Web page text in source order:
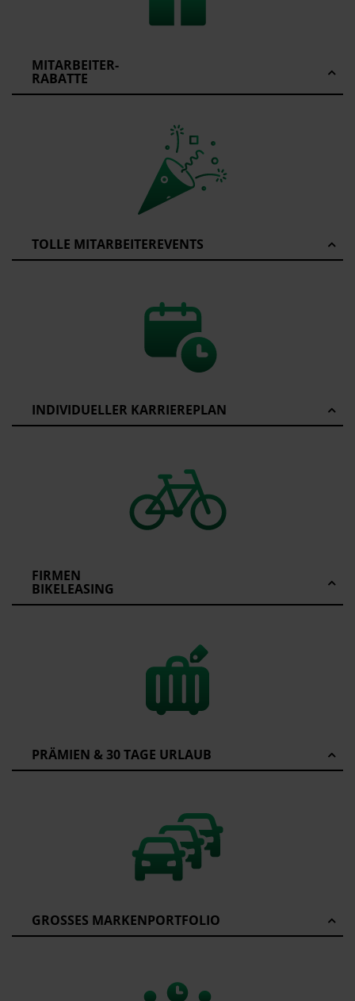
MITARBEITER-
RABATTE
TOLLE MITARBEITEREVENTS
INDIVIDUELLER KARRIEREPLAN
FIRMEN
BIKELEASING
PRÄMIEN & 30 TAGE URLAUB
GROSSES MARKENPORTFOLIO